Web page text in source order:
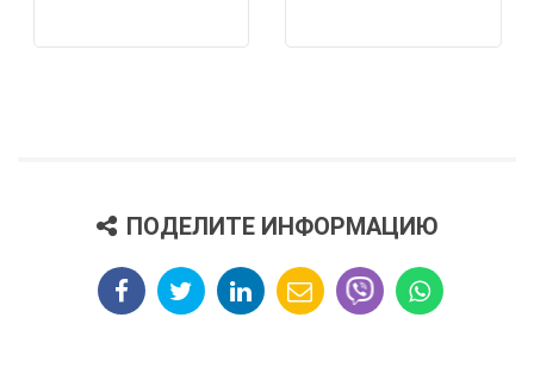
ПОДЕЛИТЕ ИНФОРМАЦИЮ